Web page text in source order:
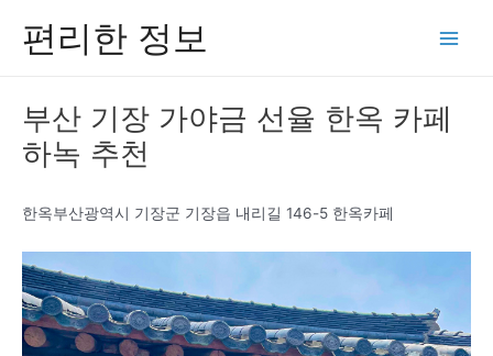
편리한 정보
부산 기장 가야금 선율 한옥 카페
하녹 추천
한옥부산광역시 기장군 기장읍 내리길 146-5 한옥카페